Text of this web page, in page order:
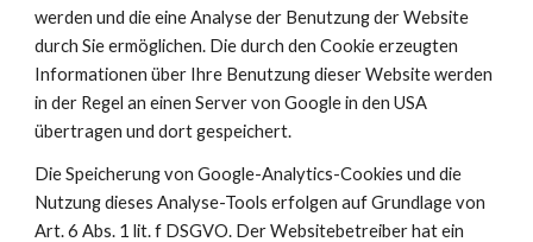
werden und die eine Analyse der Benutzung der Website
durch Sie ermöglichen. Die durch den Cookie erzeugten
Informationen über Ihre Benutzung dieser Website werden
in der Regel an einen Server von Google in den USA
übertragen und dort gespeichert.
Die Speicherung von Google-Analytics-Cookies und die
Nutzung dieses Analyse-Tools erfolgen auf Grundlage von
Art. 6 Abs. 1 lit. f DSGVO. Der Websitebetreiber hat ein